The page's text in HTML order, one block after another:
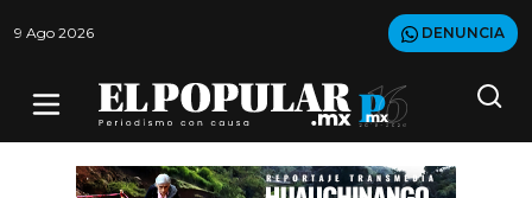
9 Ago 2026 DENUNCIA